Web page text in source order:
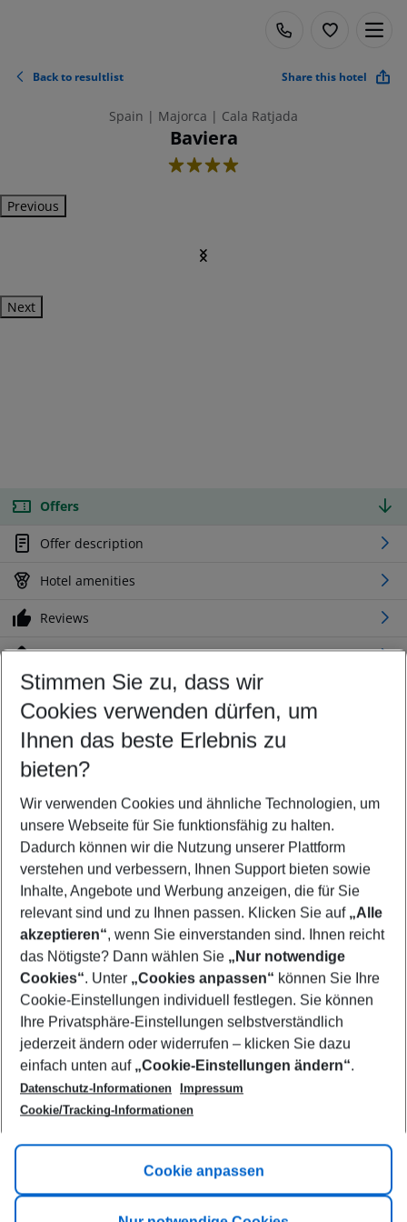
Back to resultlist Share this hotel
Spain | Majorca | Cala Ratjada
Baviera
4
Previous
Next
Offers
Offer description
Hotel amenities
Reviews
Location
Customize your offer
Find the perfect deal which suits your best
Your departure airport
Any airport
Select your date range
08/08/26–06/08/27 5-8 nights
Who will travel
2 adults No children
Show more filter
Footer
Footer navigation
Title A
Link A
Stimmen Sie zu, dass wir
Cookies verwenden dürfen, um
Ihnen das beste Erlebnis zu
bieten?
Wir verwenden Cookies und ähnliche Technologien, um
unsere Webseite für Sie funktionsfähig zu halten.
Dadurch können wir die Nutzung unserer Plattform
verstehen und verbessern, Ihnen Support bieten sowie
Inhalte, Angebote und Werbung anzeigen, die für Sie
relevant sind und zu Ihnen passen. Klicken Sie auf „Alle
akzeptieren“, wenn Sie einverstanden sind. Ihnen reicht
das Nötigste? Dann wählen Sie „Nur notwendige
Cookies“. Unter „Cookies anpassen“ können Sie Ihre
Cookie-Einstellungen individuell festlegen. Sie können
Ihre Privatsphäre-Einstellungen selbstverständlich
jederzeit ändern oder widerrufen – klicken Sie dazu
einfach unten auf „Cookie-Einstellungen ändern“.
Datenschutz-Informationen
Impressum
Cookie/Tracking-Informationen
Cookie anpassen